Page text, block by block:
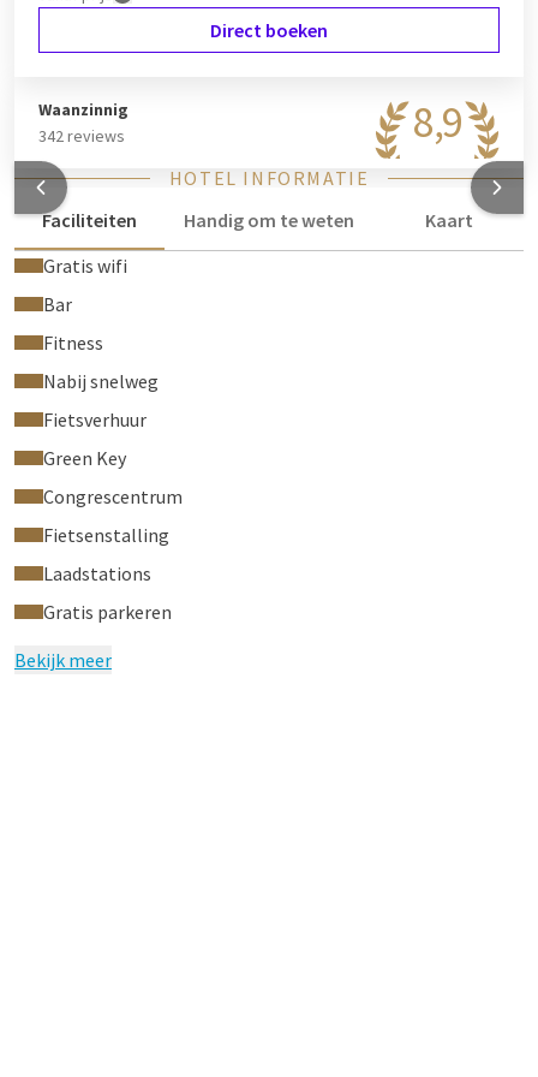
Direct boeken
8,9
Waanzinnig
342 reviews
HOTEL INFORMATIE
Faciliteiten
Handig om te weten
Kaart
Gratis wifi
Bar
Fitness
Nabij snelweg
Fietsverhuur
Green Key
Congrescentrum
Fietsenstalling
Laadstations
Gratis parkeren
Bekijk meer